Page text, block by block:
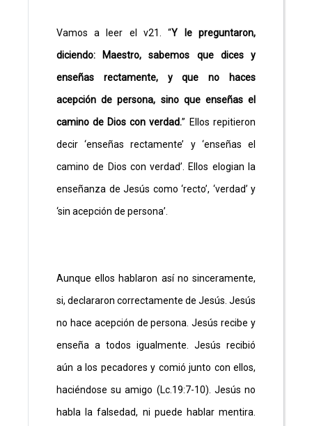
Vamos a leer el v21. “Y le preguntaron,
diciendo: Maestro, sabemos que dices y
enseñas rectamente, y que no haces
acepción de persona, sino que enseñas el
camino de Dios con verdad.” Ellos repitieron
decir ‘enseñas rectamente’ y ‘enseñas el
camino de Dios con verdad’. Ellos elogian la
enseñanza de Jesús como ‘recto’, ‘verdad’ y
‘sin acepción de persona’.
Aunque ellos hablaron así no sinceramente,
si, declararon correctamente de Jesús. Jesús
no hace acepción de persona. Jesús recibe y
enseña a todos igualmente. Jesús recibió
aún a los pecadores y comió junto con ellos,
haciéndose su amigo (Lc.19:7-10). Jesús no
habla la falsedad, ni puede hablar mentira.